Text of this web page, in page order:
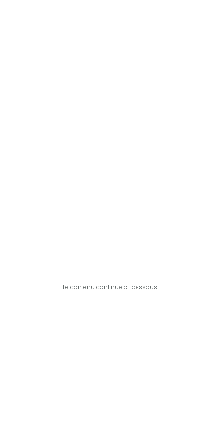
Le contenu continue ci-dessous